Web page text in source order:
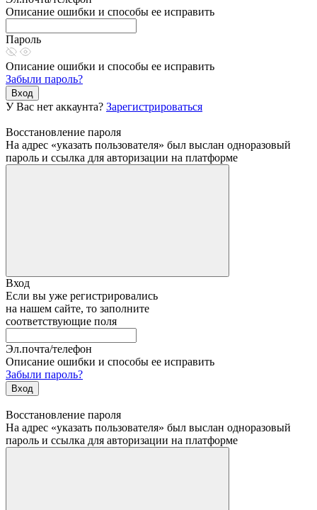
Описание ошибки и способы ее исправить
Пароль
Описание ошибки и способы ее исправить
Забыли пароль?
Вход
У Вас нет аккаунта? Зарегистрироваться
Восстановление пароля
На адрес «указать пользователя» был выслан одноразовый
пароль и ссылка для авторизации на платформе
Вход
Если вы уже регистрировались
на нашем сайте, то заполните
соответствующие поля
Эл.почта/телефон
Описание ошибки и способы ее исправить
Забыли пароль?
Вход
Восстановление пароля
На адрес «указать пользователя» был выслан одноразовый
пароль и ссылка для авторизации на платформе